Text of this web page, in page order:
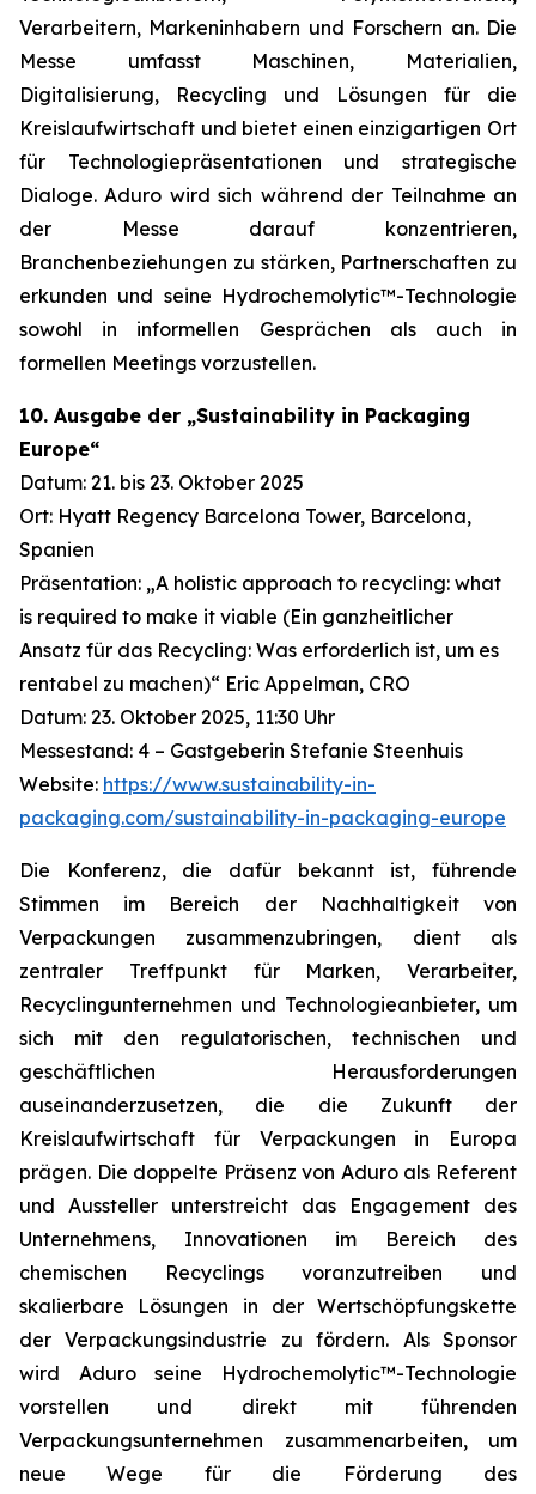
Verarbeitern, Markeninhabern und Forschern an. Die
Messe umfasst Maschinen, Materialien,
Digitalisierung, Recycling und Lösungen für die
Kreislaufwirtschaft und bietet einen einzigartigen Ort
für Technologiepräsentationen und strategische
Dialoge. Aduro wird sich während der Teilnahme an
der Messe darauf konzentrieren,
Branchenbeziehungen zu stärken, Partnerschaften zu
erkunden und seine Hydrochemolytic™-Technologie
sowohl in informellen Gesprächen als auch in
formellen Meetings vorzustellen.
10. Ausgabe der „Sustainability in Packaging
Europe“
Datum: 21. bis 23. Oktober 2025
Ort: Hyatt Regency Barcelona Tower, Barcelona,
Spanien
Präsentation: „A holistic approach to recycling: what
is required to make it viable (Ein ganzheitlicher
Ansatz für das Recycling: Was erforderlich ist, um es
rentabel zu machen)“ Eric Appelman, CRO
Datum: 23. Oktober 2025, 11:30 Uhr
Messestand: 4 – Gastgeberin Stefanie Steenhuis
Website: https://www.sustainability-in-
packaging.com/sustainability-in-packaging-europe
Die Konferenz, die dafür bekannt ist, führende
Stimmen im Bereich der Nachhaltigkeit von
Verpackungen zusammenzubringen, dient als
zentraler Treffpunkt für Marken, Verarbeiter,
Recyclingunternehmen und Technologieanbieter, um
sich mit den regulatorischen, technischen und
geschäftlichen Herausforderungen
auseinanderzusetzen, die die Zukunft der
Kreislaufwirtschaft für Verpackungen in Europa
prägen. Die doppelte Präsenz von Aduro als Referent
und Aussteller unterstreicht das Engagement des
Unternehmens, Innovationen im Bereich des
chemischen Recyclings voranzutreiben und
skalierbare Lösungen in der Wertschöpfungskette
der Verpackungsindustrie zu fördern. Als Sponsor
wird Aduro seine Hydrochemolytic™-Technologie
vorstellen und direkt mit führenden
Verpackungsunternehmen zusammenarbeiten, um
neue Wege für die Förderung des